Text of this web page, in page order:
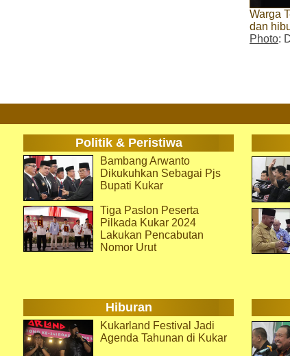
Warga
dan
Photo:
Politik & Peristiwa
Bambang Arwanto
Dikukuhkan Sebagai Pjs
Bupati Kukar
Tiga Paslon Peserta
Pilkada Kukar 2024
Lakukan Pencabutan
Nomor Urut
Hiburan
Kukarland Festival Jadi
Agenda Tahunan di Kukar